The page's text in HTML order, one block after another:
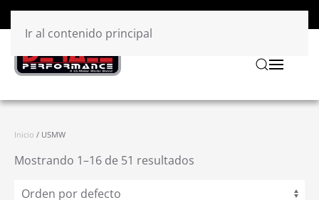
Ir al contenido principal
Inicio / USMW
Mostrando 1–16 de 51 resultados